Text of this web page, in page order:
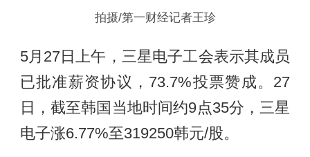
拍摄/第一财经记者王珍
5月27日上午，三星电子工会表示其成员
已批准薪资协议，73.7%投票赞成。27
日，截至韩国当地时间约9点35分，三星
电子涨6.77%至319250韩元/股。